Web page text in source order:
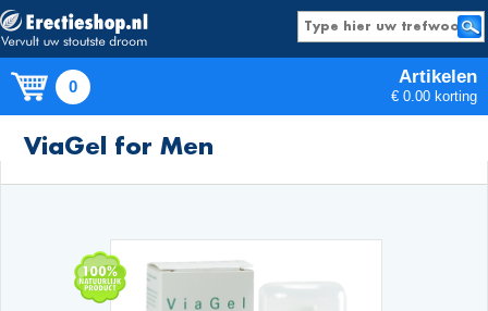
0 Artikelen
€ 0.00 korting
ViaGel for Men